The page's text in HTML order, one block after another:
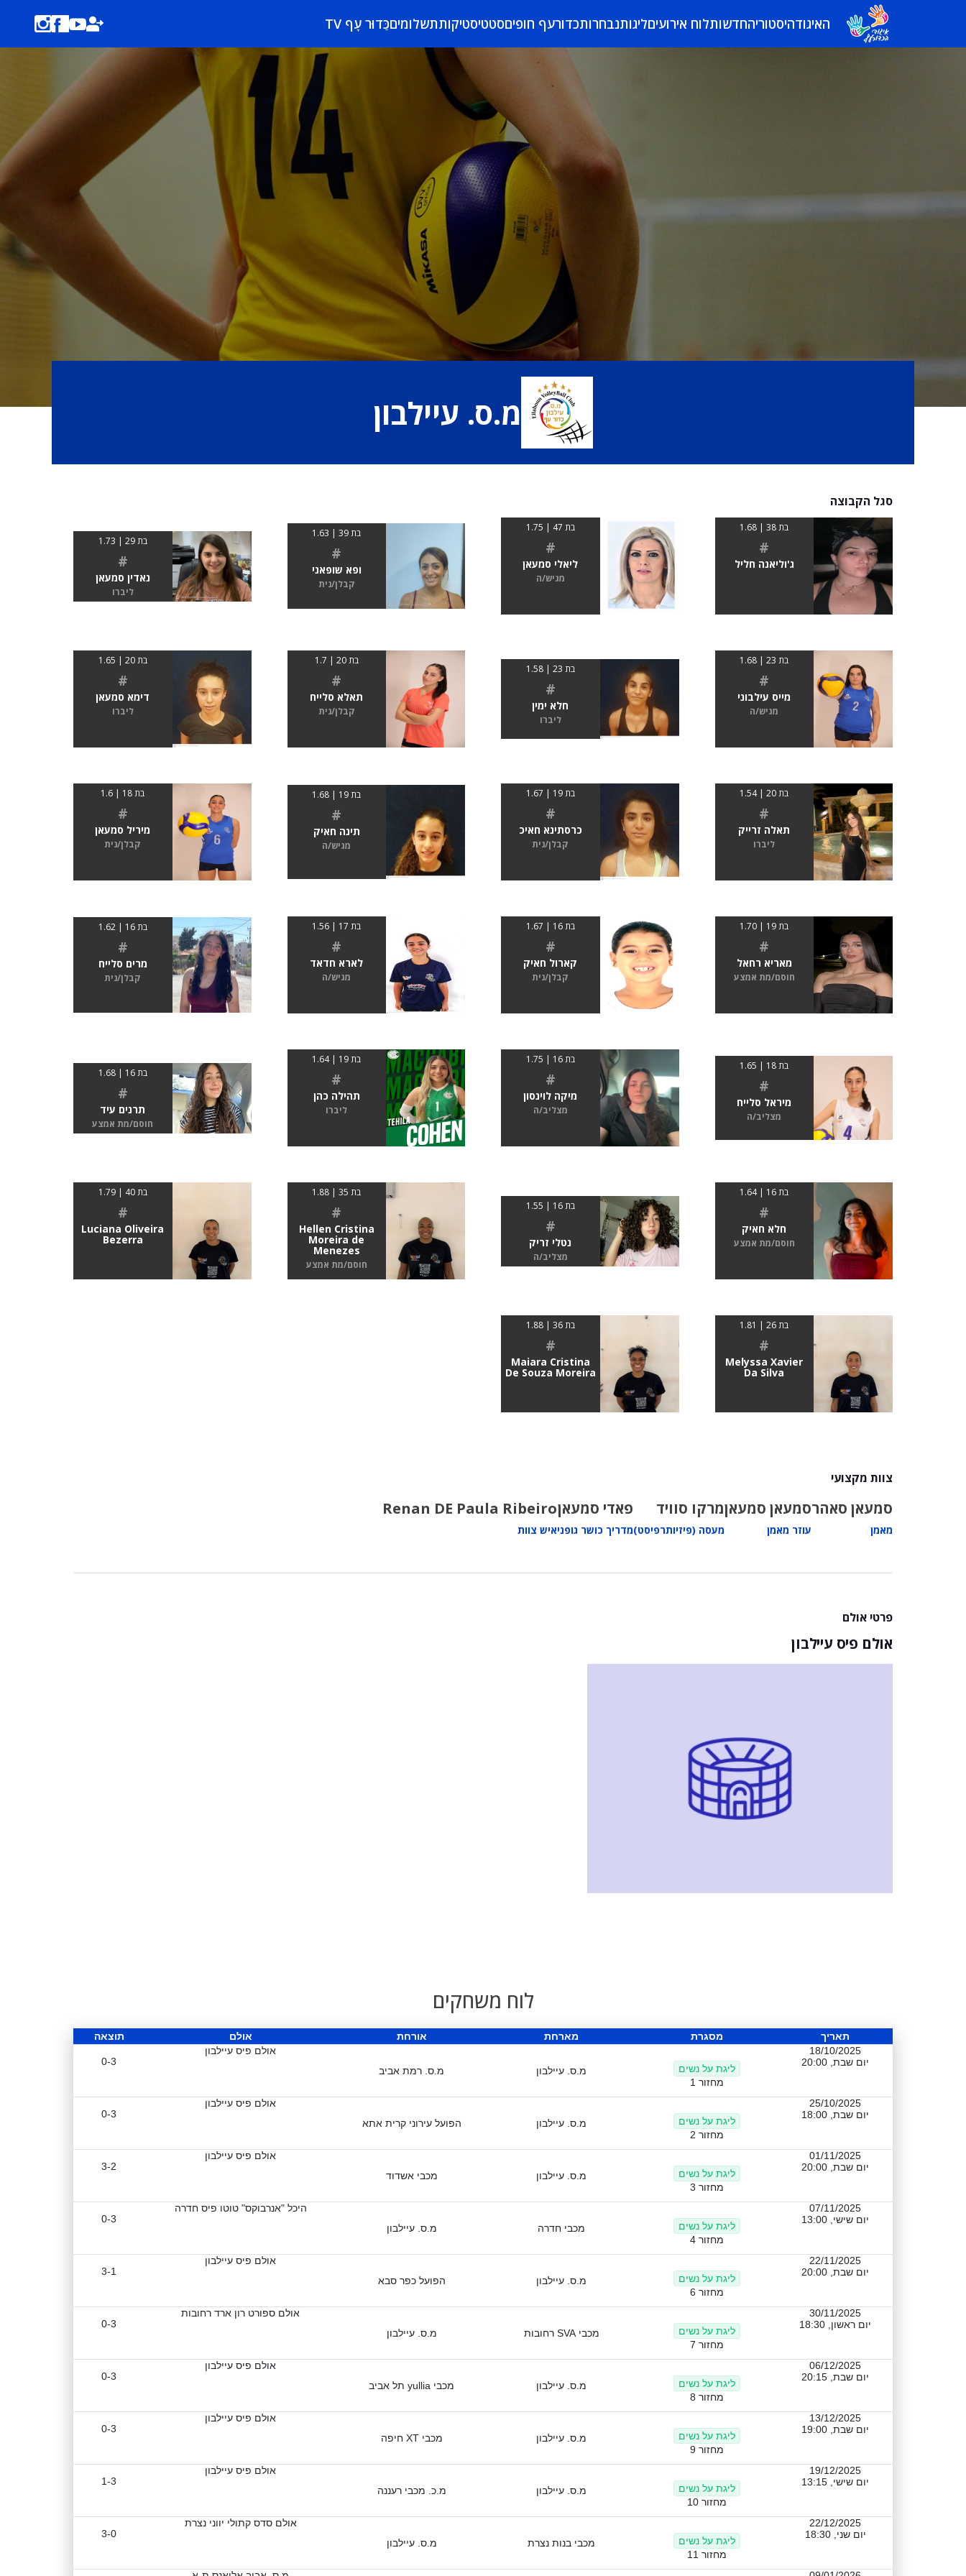
האיגודהיסטוריהחדשותלוח אירועיםליגותנבחרותכדורעף חופיםסטטיסטיקותתשלומיםכַּדוּר עָף TV
מ.ס. עיילבון
סגל הקבוצה
בת 38 | 1.68
#
ג'וליאנה חליל
בת 47 | 1.75
#
ליאלי סמעאן
מגיש/ה
בת 39 | 1.63
#
ופא שופאני
קבלן/נית
בת 29 | 1.73
#
נאדין סמעאן
ליברו
בת 23 | 1.68
#
מייס עילבוני
מגיש/ה
בת 23 | 1.58
#
חלא ימין
ליברו
בת 20 | 1.7
#
תאלא סלייח
קבלן/נית
בת 20 | 1.65
#
דימא סמעאן
ליברו
בת 20 | 1.54
#
תאלה זרייק
ליברו
בת 19 | 1.67
#
כרסתינא חאיכ
קבלן/נית
בת 19 | 1.68
#
תינה חאיק
מגיש/ה
בת 18 | 1.6
#
מיריל סמעאן
קבלן/נית
בת 19 | 1.70
#
מאריא רחאל
חוסם/מת אמצע
בת 16 | 1.67
#
קארול חאיק
קבלן/נית
בת 17 | 1.56
#
לארא חדאד
מגיש/ה
בת 16 | 1.62
#
מרים סלייח
קבלן/נית
בת 18 | 1.65
#
מיראל סלייח
מצליב/ה
בת 16 | 1.75
#
מיקה לוינסון
מצליב/ה
בת 19 | 1.64
#
תהילה כהן
ליברו
בת 16 | 1.68
#
תרנים עיד
חוסם/מת אמצע
בת 16 | 1.64
#
חלא חאיק
חוסם/מת אמצע
בת 16 | 1.55
#
נטלי זריק
מצליב/ה
בת 35 | 1.88
#
Hellen Cristina
Moreira de
Menezes
חוסם/מת אמצע
בת 40 | 1.79
#
Luciana Oliveira
Bezerra
בת 26 | 1.81
#
Melyssa Xavier
Da Silva
בת 36 | 1.88
#
Maiara Cristina
De Souza Moreira
צוות מקצועי
סמעאן סאהר
מאמן
סמעאן סמעאן
עוזר מאמן
מרקו סוויד
מעסה (פיזיותרפיסט)
פאדי סמעאן
מדריך כושר גופני
Renan DE Paula Ribeiro
איש צוות
פרטי אולם
אולם פיס עיילבון
לוח משחקים
תאריך מסגרת מארחת אורחת אולם
תוצאה
18/10/2025
יום שבת, 20:00
ליגת על נשים
מחזור 1
מ.ס. עיילבון מ.ס. רמת אביב
אולם פיס עיילבון
0-3
25/10/2025
יום שבת, 18:00
ליגת על נשים
מחזור 2
מ.ס. עיילבון הפועל עירוני קרית אתא
אולם פיס עיילבון
0-3
01/11/2025
יום שבת, 20:00
ליגת על נשים
מחזור 3
מ.ס. עיילבון מכבי אשדוד
אולם פיס עיילבון
3-2
07/11/2025
יום שישי, 13:00
ליגת על נשים
מחזור 4
מכבי חדרה מ.ס. עיילבון
היכל "אנרבוקס" טוטו פיס חדרה
0-3
22/11/2025
יום שבת, 20:00
ליגת על נשים
מחזור 6
מ.ס. עיילבון הפועל כפר סבא
אולם פיס עיילבון
3-1
30/11/2025
יום ראשון, 18:30
ליגת על נשים
מחזור 7
מכבי SVA רחובות מ.ס. עיילבון
אולם ספורט רון ארד רחובות
0-3
06/12/2025
יום שבת, 20:15
ליגת על נשים
מחזור 8
מ.ס. עיילבון מכבי yullia תל אביב
אולם פיס עיילבון
0-3
13/12/2025
יום שבת, 19:00
ליגת על נשים
מחזור 9
מ.ס. עיילבון מכבי XT חיפה
אולם פיס עיילבון
0-3
19/12/2025
יום שישי, 13:15
ליגת על נשים
מחזור 10
מ.ס. עיילבון מ.כ. מכבי רעננה
אולם פיס עיילבון
1-3
22/12/2025
יום שני, 18:30
ליגת על נשים
מחזור 11
מכבי בנות נצרת מ.ס. עיילבון
אולם סדס קתולי יווני נצרת
3-0